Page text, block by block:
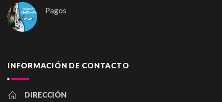
Pagos
INFORMACIÓN DE CONTACTO
DIRECCIÓN